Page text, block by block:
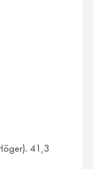
41,3